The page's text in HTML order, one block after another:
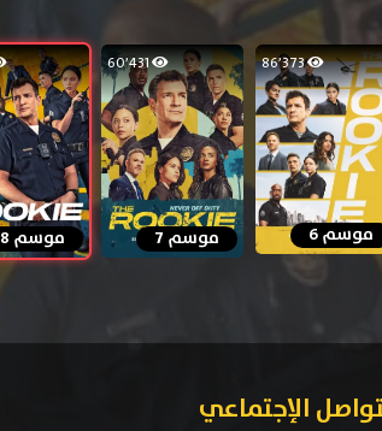
86٬373
موسم 6
60٬431
موسم 7 موسم 8
الإجتماعي